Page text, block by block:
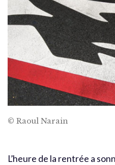
© Raoul Narain
L’heure de la rentrée a